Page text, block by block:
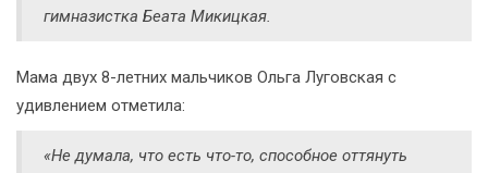
гимназистка Беата Микицкая.
Мама двух 8-летних мальчиков Ольга Луговская с
удивлением отметила:
«Не думала, что есть что-то, способное оттянуть